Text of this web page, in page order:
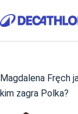
do
Magdalena Fręch
kim zagra Polka?